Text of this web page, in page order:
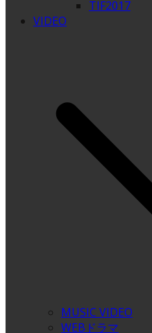
TIF2017
VIDEO
MUSIC VIDEO
WEBドラマ